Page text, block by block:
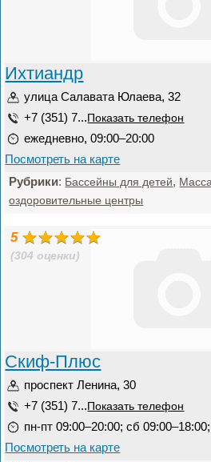
Ихтиандр
улица Салавата Юлаева, 32
+7 (351) 7... Показать телефон
ежедневно, 09:00–20:00
Посмотреть на карте
Рубрики: Бассейны для детей,
оздоровительные центры
5
(304 оценки)
Скиф-Плюс
проспект Ленина, 30
+7 (351) 7... Показать телефон
пн-пт 09:00–20:00; сб
Посмотреть на карте